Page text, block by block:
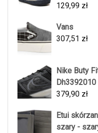
129,99 zł
Vans
307,51 zł
Nike Buty
Dh3392010
379,90 zł
Etui
szary -